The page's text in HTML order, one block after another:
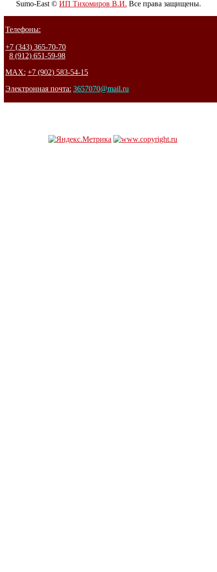
Sumo-East © ИП Тихомиров В.И. Все права защищены.
Телефоны:
+7 (343) 365-70-70
8 (912) 651-59-98
MAX: +7 (902) 583-54-15
Электронная почта: 3657070@mail.ru